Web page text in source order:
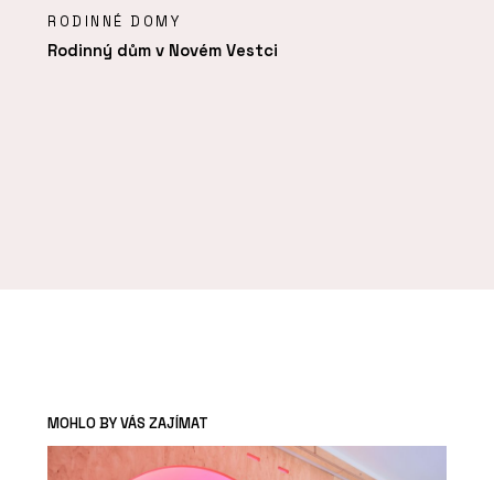
RODINNÉ DOMY
Rodinný dům v Novém Vestci
MOHLO BY VÁS ZAJÍMAT